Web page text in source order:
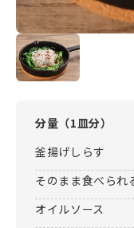
分量（1皿分）
釜揚げしらす
そのまま食べられ
オイルソース